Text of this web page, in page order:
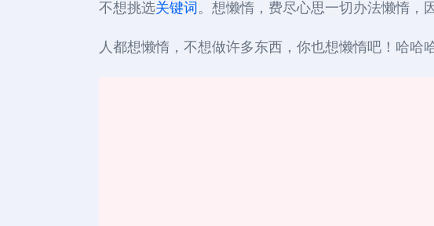
不想挑选关键词 。想懒惰，费尽心思一切办法懒惰，
人都想懒惰，不想做许多东西，你也想懒惰吧！哈哈